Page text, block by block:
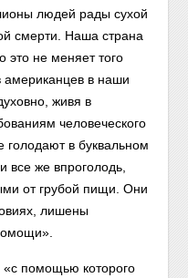
людей рады сухой
смерти. Наша страна
это не меняет того
американцев в наши
живя в
человеческого
голодают в буквальном
все же впроголодь,
от грубой пищи. Они
лишены
«с помощью которого